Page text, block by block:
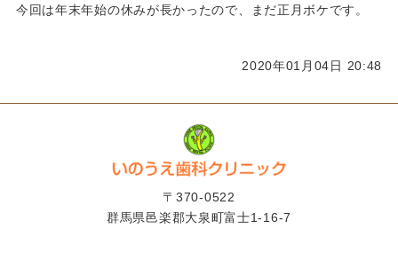
アクセス
今回は年末年始の休みが長かったので、まだ正月ボケです。
2020年01月04日 20:48
〒370-0522
群馬県邑楽郡大泉町富士1-16-7